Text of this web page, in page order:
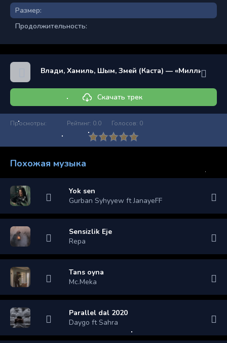
Размер:
Продолжительность:
Влади, Хамиль, Шым, Змей (Каста) — «Миллиард
Скачать трек
Просмотры: Рейтинг: 0.0 Голосов: 0
Похожая музыка
Yok sen
Gurban Syhyyew ft JanayeFF
Sensizlik Eje
Repa
Tans oyna
Mc.Meka
Parallel dal 2020
Daygo ft Sahra